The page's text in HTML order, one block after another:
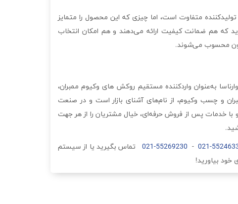
متفاوت است، اما چیزی که این محصول را متمایز
که هم ضمانت کیفیت ارائه می‌دهند و هم امکان انتخاب
محسوب می‌شوند.
به‌عنوان واردکننده مستقیم روکش های وکیوم ممبران،
و چسب وکیوم، از نام‌های آشنای بازار است و در صنعت
و با خدمات پس از فروش حرفه‌ای، خیال مشتریان را از هر جهت
021-
-
021-55269230
تماس بگیرید یا از سیستم
خود بیاورید!